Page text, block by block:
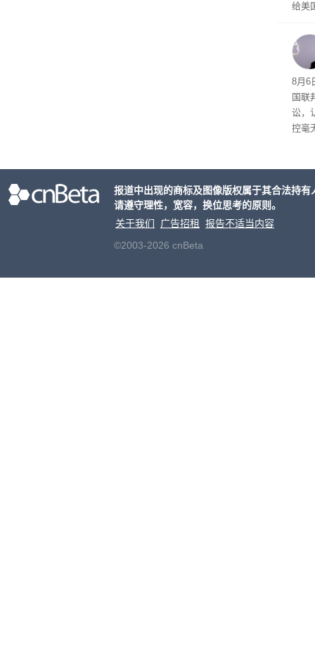
给美
A）
入的
8月6
国联
讼，
控毫
报道中出现的商标及图像版权属于其合法持
请遵守理性，宽容，换位思考的原则。
关于我们
广告招租
报告不适当内容
©2003-2026 cnBeta